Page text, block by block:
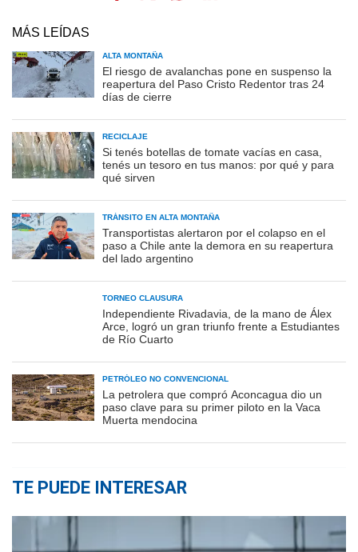
MÁS LEÍDAS
ALTA MONTAÑA
El riesgo de avalanchas pone en suspenso la
reapertura del Paso Cristo Redentor tras 24
días de cierre
RECICLAJE
Si tenés botellas de tomate vacías en casa,
tenés un tesoro en tus manos: por qué y para
qué sirven
TRÁNSITO EN ALTA MONTAÑA
Transportistas alertaron por el colapso en el
paso a Chile ante la demora en su reapertura
del lado argentino
TORNEO CLAUSURA
Independiente Rivadavia, de la mano de Álex
Arce, logró un gran triunfo frente a Estudiantes
de Río Cuarto
PETRÓLEO NO CONVENCIONAL
La petrolera que compró Aconcagua dio un
paso clave para su primer piloto en la Vaca
Muerta mendocina
TE PUEDE INTERESAR